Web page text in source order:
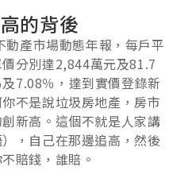
的背後
產市場動態年報，每戶平
分別達2,844萬元及81.7
7.08％，達到實價登錄新
不是說垃圾房地產，房市
新高。這個不就是人家講
，自己在那邊追高，然後
賠錢，誰賠。